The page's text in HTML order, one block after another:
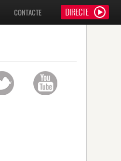
CONTACTE